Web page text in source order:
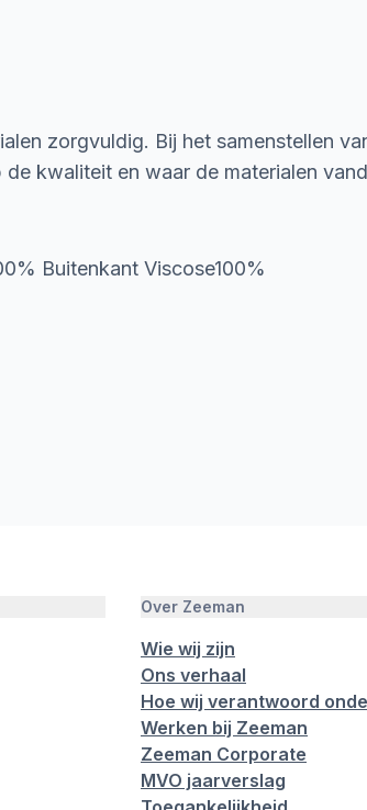
zorgvuldig. Bij het samenstellen
kwaliteit en waar de materialen
Buitenkant Viscose100%
Over Zeeman
Wie wij zijn
Ons verhaal
Hoe wij verantwoord
Werken bij Zeeman
Zeeman Corporate
MVO jaarverslag